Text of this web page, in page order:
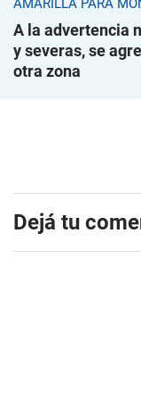
AMARILLA PARA
A la advertencia
y severas, se
otra zona
Dejá tu